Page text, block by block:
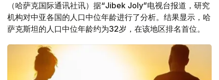
（哈萨克国际通讯社讯）据“Jibek Joly”电视台报道，研究
机构对中亚各国的人口中位年龄进行了分析。结果显示，哈
萨克斯坦的人口中位年龄约为32岁，在该地区排名首位。